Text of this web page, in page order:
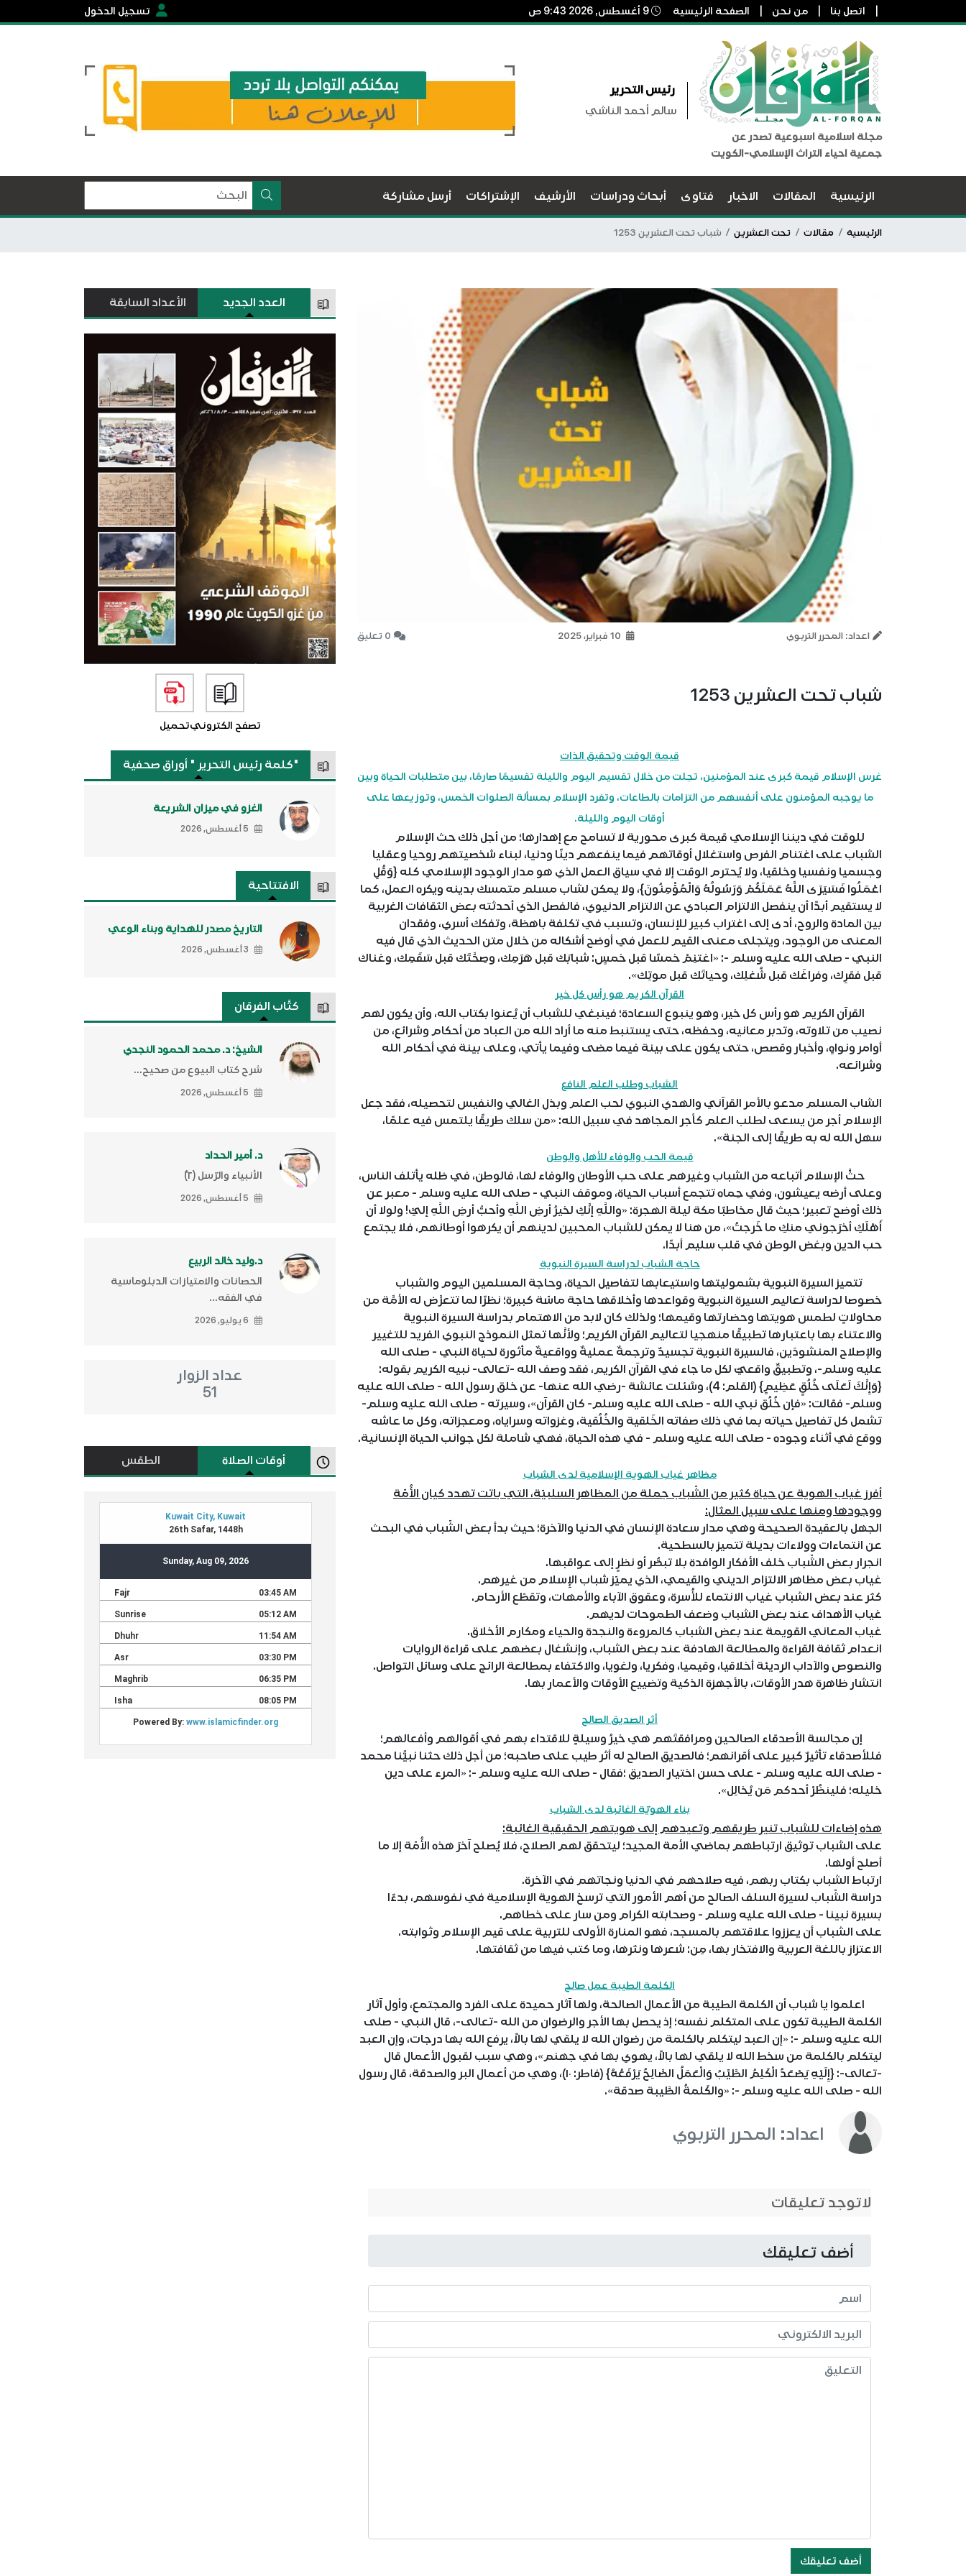
اتصل بنا من نحن الصفحة الرئيسية تسجيل الدخول
مجلة اسلامية اسبوعية تصدر عن
جمعية احياء التراث الإسلامي-الكويت
رئيس التحرير
سالم أحمد الناشي
الرئيسية المقالات الاخبار فتاوى أبحاث ودراسات الأرشيف الإشتراكات أرسل مشاركة
الرئيسية مقالات تحت العشرين شباب تحت العشرين 1253
اعداد: المحرر التربوي 0 تعليق
شباب تحت العشرين 1253
قيمة الوقت وتحقيق الذات
غرس الإسلام قيمة كبرى عند المؤمنين، تجلت من خلال تقسيم اليوم والليلة تقسيمًا صارمًا، بين متطلبات الحياة وبين
ما يوجبه المؤمنون على أنفسهم من التزامات بالطاعات، وتفرد الإسلام بمسألة الصلوات الخمس، وتوزيعها على
أوقات اليوم والليلة.
للوقت في ديننا الإسلامي قيمة كبرى محورية لا تسامح مع إهدارها؛ من أجل ذلك حث الإسلام
الشباب على اغتنام الفرص واستغلال أوقاتهم فيما ينفعهم دينًا ودنيا، لبناء شخصيتهم روحيا وعقليا
وجسميا ونفسيا وخلقيا، ولا يُحترم الوقت إلا في سياق العمل الذي هو مدار الوجود الإسلامي كله {وَقُلِ
اعْمَلُوا فَسَيَرَى اللَّهُ عَمَلَكُمْ وَرَسُولُهُ وَالْمُؤْمِنُونَ}، ولا يمكن لشاب مسلم متمسك بدينه ويكره العمل، كما
لا يستقيم أبدًا أن ينفصل الالتزام العبادي عن الالتزام الدنيوي، فالفصل الذي أحدثته بعض الثقافات الغربية
بين المادة والروح، أدى إلى اغتراب كبير للإنسان، وتسبب في تكلفة باهظة، وتفكك أسري، وفقدان
المعنى من الوجود، ويتجلى معنى القيم للعمل في أوضح أشكاله من خلال متن الحديث الذي قال فيه
النبي - صلى الله عليه وسلم -: «اغتنِمْ خمسًا قبل خمسٍ: شبابَك قبل هَرَمِك، وصِحَّتَك قبل سَقَمِك، وغناك
قبل فقرِك، وفراغَك قبل شُغلِك، وحياتَك قبل موتِك».
القرآن الكريم هو رأس كل خير
القرآن الكريم هو رأس كل خير، وهو ينبوع السعادة؛ فينبغي للشباب أن يُعنوا بكتاب الله، وأن يكون لهم
نصيب من تلاوته، وتدبر معانيه، وحفظه، حتى يستنبط منه ما أراد الله من العباد من أحكام وشرائع، من
أوامر ونواهٍ، وأخبار وقصص، حتى يكون على بينة فيما مضى وفيما يأتي، وعلى بينة في أحكام الله
وشرائعه.
الشباب وطلب العلم النافع
الشاب المسلم مدعو بالأمر القرآني والهدي النبوي لحب العلم وبذل الغالي والنفيس لتحصيله، فقد جعل
الإسلام أجر من يسعى لطلب العلم كأجر المجاهد في سبيل الله: «من سلك طريقًا يلتمس فيه علمًا،
سهل الله له به طريقًا إلى الجنة».
قيمة الحب والوفاء للأهل والوطن
حثَّ الإسلام أتباعه من الشباب وغيرهم على حب الأوطان والوفاء لها، فالوطن، في ظله يأتلف الناس،
وعلى أرضه يعيشون، وفي حِماه تتجمع أسباب الحياة، وموقف النبي - صلى الله عليه وسلم - معبر عن
ذلك أوضح تعبير؛ حيث قال مخاطبًا مكة ليلة الهجرة: «واللَّهِ إنَّكِ لخيرُ أرضِ اللَّهِ وأحبُّ أرضِ اللَّهِ إليَّ! ولولا أن
أَهْلَكِ أخرَجوني منكِ ما خَرجتُ»، من هنا لا يمكن للشباب المحبين لدينهم أن يكرهوا أوطانهم، فلا يجتمع
حب الدين وبغض الوطن في قلب سليم أبدًا.
حاجة الشباب لدراسة السيرة النبوية
تتميز السيرة النبوية بشموليتها واستيعابها لتفاصيل الحياة، وحاجة المسلمين اليوم والشباب
خصوصا لدراسة تعاليم السيرة النبوية وقواعدها وأخلاقها حاجة ماسّة كبيرة؛ نظرًا لما تتعرَّض له الأمَّة من
محاولاتٍ لطمس هويتها وحضارتها وقيمها؛ ولذلك كان لابد من الاهتمام بدراسة السيرة النبوية
والاعتناء بها باعتبارها تطبيقًا منهجيا لتعاليم القرآن الكريم؛ ولأنَّها تمثل النموذج النبوي الفريد للتغيير
والإصلاح المنشودَين، فالسيرة النبوية تجسيدٌ وترجمةٌ عمليةٌ وواقعيةٌ مأثورة لحياة النبي - صلى الله
عليه وسلم-، وتطبيقٌ واقعيٌ لكل ما جاء في القرآن الكريم، فقد وصف الله -تعالى- نبيه الكريم بقوله:
{‌وَإِنَّكَ ‌لَعَلَى ‌خُلُقٍ عَظِيمٍ} (القلم: 4)، وسُئلت عائشة -رضي الله عنها- عن خلق رسول الله - صلى الله عليه
وسلم- فقالت: «فإن خُلُق نبي الله - صلى الله عليه وسلم- كان القرآن»، وسيرته - صلى الله عليه وسلم-
تشمل كل تفاصيل حياته بما في ذلك صفاته الخَلقية والخُلُقية، وغزواته وسراياه، ومعجزاته، وكل ما عاشه
ووقع في أثناء وجوده - صلى الله عليه وسلم - في هذه الحياة، فهي شاملة لكل جوانب الحياة الإنسانية.
مظاهر غياب الهوية الإسلامية لدى الشباب
أفرز غياب الهوية عن حياة كثير من الشّباب جملة من المظاهر السلبيّة، التي باتت تهدد كيان الأُمّة
ووجودها ومنها على سبيل المثال:
الجهل بالعقيدة الصحيحة وهي مدار سعادة الإنسان في الدنيا والآخرة؛ حيث بدأ بعض الشّباب في البحث
عن انتماءات وولاءات بديلة تتميز بالسطحية.
انجرار بعض الشّباب خلف الأفكار الوافدة بلا تبصُّر أو نظرٍ إلى عواقبها.
غياب بعض مظاهر الالتزام الديني والقيمي، الذي يميّز شباب الإِسلام من غيرهم.
كثر عند بعض الشباب غياب الانتماء للأُسرة، وعقوق الآباء والأمهات، وتقطّع الأرحام.
غياب الأهداف عند بعض الشباب وضعف الطموحات لديهم.
غياب المعاني القويمة عند بعض الشباب كالمروءة والنجدة والحياء ومكارم الأخلاق.
انعدام ثقافة القراءة والمطالعة الهادفة عند بعض الشباب، وإنشغال بعضهم على قراءة الروايات
والنصوص والآداب الرديئة أخلاقيا، وقيميا، وفكريا، ولغويا، والاكتفاء بمطالعة الرائج على وسائل التواصل.
انتشار ظاهرة هدر الأوقات، بالأجهزة الذكية وتضييع الأوقات والأعمار بها.
أثر الصديق الصالح
إن مجالسة الأصدقاء الصالحين ومرافقتَهم هي خيرُ وسيلةٍ للاقتداء بهم في أقوالهم وأفعالهم؛
فللأصدقاء تأثيرٌ كبير على أقرانهم؛ فالصديق الصالح له أثر طيب على صاحبه؛ من أجل ذلك حثنا نبيُّنا محمد
- صلى الله عليه وسلم - على حسن اختيار الصديق ؛فقال - صلى الله عليه وسلم -: «المرء على دين
خليله؛ فلينظُرْ أحدكم مَن يُخالِل».
بناء الهويّة الغائبة لدى الشباب
هذه إضاءات للشباب تنير طريقهم وتعيدهم إلى هويتهم الحقيقية الغائبة:
على الشباب توثيق ارتباطهم بماضي الأمة المجيد؛ ليتحقق لهم الصلاح، فلا يُصلح آخرَ هذه الأُمّة إلا ما
أصلح أولها.
ارتباط الشباب بكتاب ربهم، فيه صلاحهم في الدنيا ونجاتهم في الآخرة.
دراسة الشّباب لسيرة السلف الصالح من أهم الأمور التي ترسخ الهوية الإسلامية في نفوسهم، بدءًا
بسيرة نبينا - صلى الله عليه وسلم - وصحابته الكرام ومن سار على خطاهم.
على الشباب أن يعززوا علاقتهم بالمسجد، فهو المنارة الأولى للتربية على قيم الإسلام وثوابته.
الاعتزاز باللغة العربية والافتخار بها، مِن: شعرها ونثرها، وما كتب فيها من ثقافتها.
الكلمة الطيبة عمل صالح
اعلموا يا شباب أن الكلمة الطيبة من الأعمال الصالحة، ولها آثار حميدة على الفرد والمجتمع، وأول آثار
الكلمة الطيبة تكون على المتكلم نفسه؛ إذ يحصل بها الأجر والرضوان من الله -تعالى-، قال النبي - صلى
الله عليه وسلم -: «إن العبد ليتكلم بالكلمة من رضوان الله لا يلقي لها بالاً، يرفع الله بها درجات، وإن العبد
ليتكلم بالكلمة من سخط الله لا يلقي لها بالاً، يهوي بها في جهنم»، وهي سبب لقبول الأعمال قال
-تعالى-: {إِلَيْهِ يَصْعَدُ الْكَلِمُ الطَّيِّبُ وَالْعَمَلُ الصَّالِحُ يَرْفَعُهُ} (فاطر: ١٠)، وهي من أعمال البر والصدقة، قال رسول
الله - صلى الله عليه وسلم -: «والكَلمةُ الطَّيبة صدقة».
اعداد: المحرر التربوي
لاتوجد تعليقات
أضف تعليقك
أضف تعليقك
العدد الجديد الأعداد السابقة
تصفح الكترونيتحميل
"كلمة رئيس التحرير " أوراق صحفية
الغزو في ميزان الشريعة
5 أغسطس, 2026
الافتتاحية
التاريخ مصدر للهداية وبناء الوعي
3 أغسطس, 2026
كتَّاب الفرقان
الشيخ: د. محمد الحمود النجدي
شرح كتاب البيوع من صحيح...
5 أغسطس, 2026
د. أمير الحداد
الأنبياء والرّسل (٢)ّ
5 أغسطس, 2026
د.وليد خالد الربيع
الحصانات والامتيازات الدبلوماسية
في الفقه...
6 يوليو, 2026
عداد الزوار
51
أوقات الصلاة الطقس